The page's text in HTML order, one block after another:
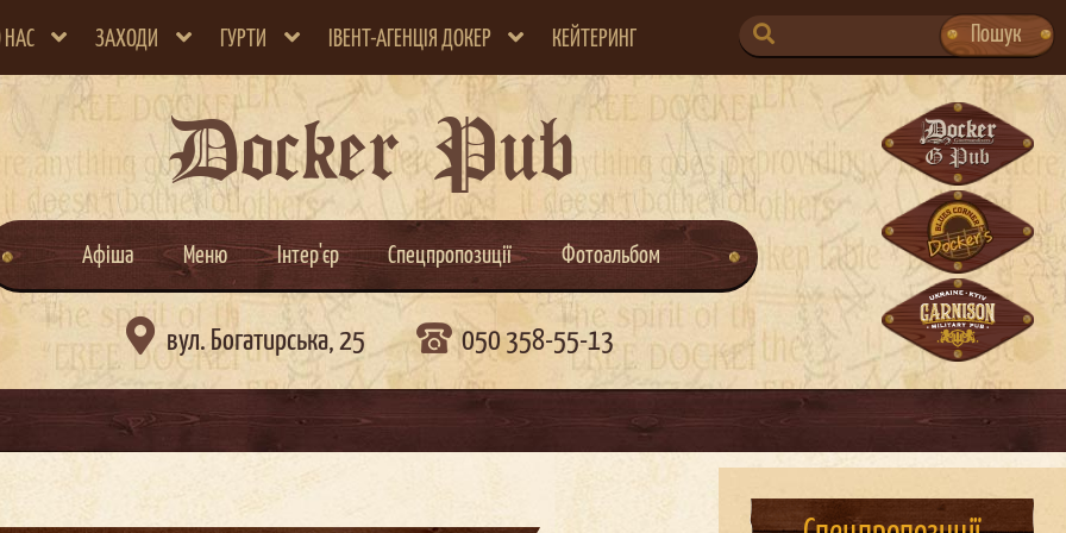
НАС ЗАХОДИ ГУРТИ ІВЕНТ-АГЕНЦІЯ ДОКЕР КЕЙТЕРИНГ
SEARCH
FOR:
Пошук
Docker Pub
Афіша Меню Інтер'єр Спецпропозиції Фотоальбом
 вул. Богатирська, 25 050 358-55-13